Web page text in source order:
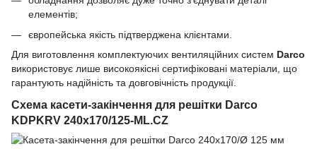
елементів;
європейська якість підтверджена клієнтами.
Для виготовлення комплектуючих вентиляційних систем Darco
використовує лише високоякісні сертифіковані матеріали, що
гарантують надійність та довговічність продукції.
Схема касети-закінчення для решітки Darco
KDPKRV 240x170/125-ML.CZ